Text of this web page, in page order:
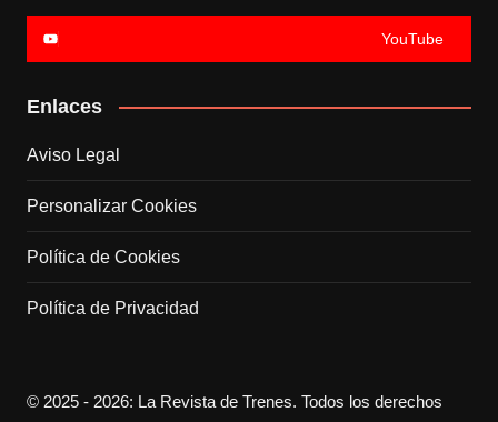
YouTube
Enlaces
Aviso Legal
Personalizar Cookies
Política de Cookies
Política de Privacidad
© 2025 - 2026: La Revista de Trenes. Todos los derechos